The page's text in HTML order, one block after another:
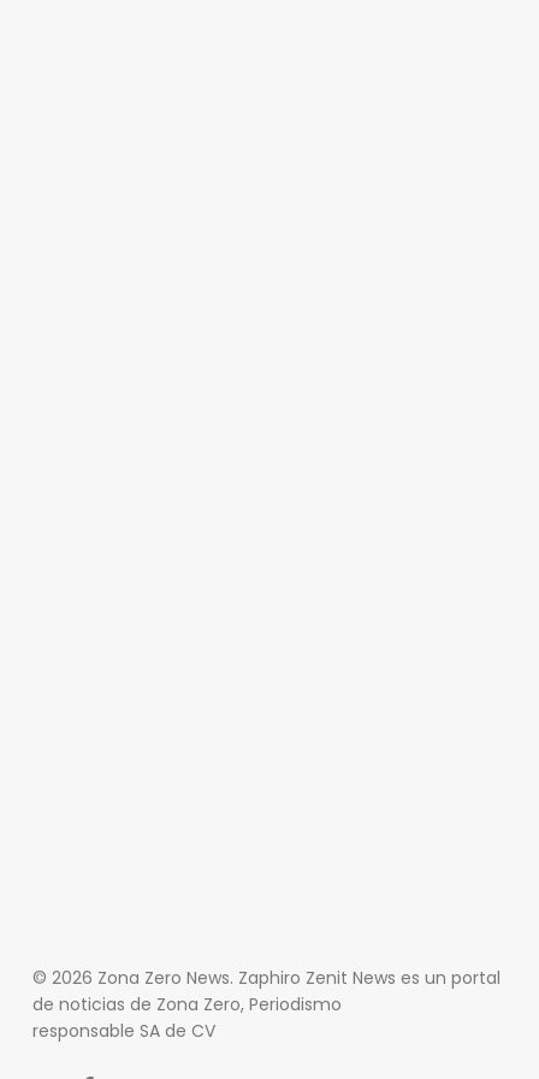
© 2026 Zona Zero News. Zaphiro Zenit News es un portal
de noticias de Zona Zero, Periodismo
responsable SA de CV